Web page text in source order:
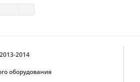
2014
оборудования